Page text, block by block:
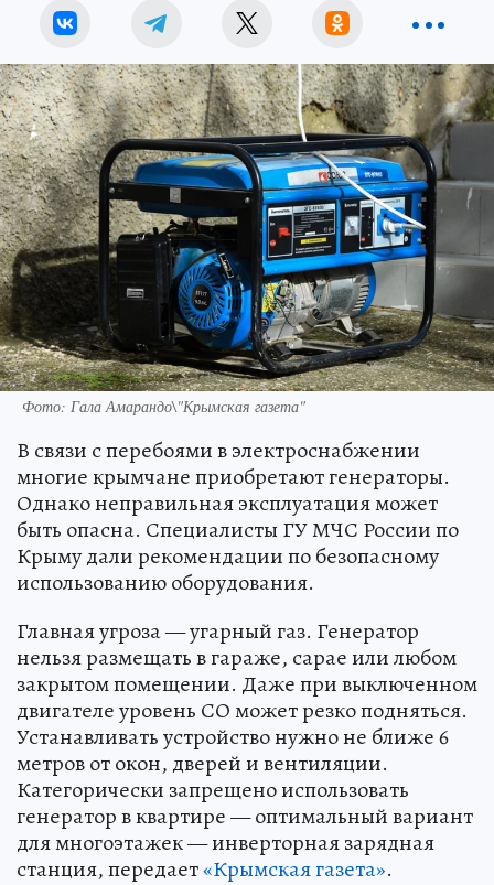
Фото: Гала Амарандо\"Крымская газета"
В связи с перебоями в электроснабжении
многие крымчане приобретают генераторы.
Однако неправильная эксплуатация может
быть опасна. Специалисты ГУ МЧС России по
Крыму дали рекомендации по безопасному
использованию оборудования.
Главная угроза — угарный газ. Генератор
нельзя размещать в гараже, сарае или любом
закрытом помещении. Даже при выключенном
двигателе уровень СО может резко подняться.
Устанавливать устройство нужно не ближе 6
метров от окон, дверей и вентиляции.
Категорически запрещено использовать
генератор в квартире — оптимальный вариант
для многоэтажек — инверторная зарядная
станция, передает«Крымская газета».